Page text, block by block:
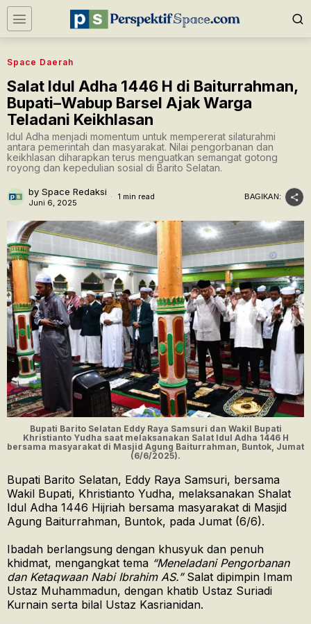
Space Daerah
Salat Idul Adha 1446 H di Baiturrahman,
Bupati–Wabup Barsel Ajak Warga
Teladani Keikhlasan
Idul Adha menjadi momentum untuk mempererat silaturahmi
antara pemerintah dan masyarakat. Nilai pengorbanan dan
keikhlasan diharapkan terus menguatkan semangat gotong
royong dan kepedulian sosial di Barito Selatan.
by Space Redaksi
Juni 6, 2025
1 min read BAGIKAN:
Bupati Barito Selatan Eddy Raya Samsuri dan Wakil Bupati
Khristianto Yudha saat melaksanakan Salat Idul Adha 1446 H
bersama masyarakat di Masjid Agung Baiturrahman, Buntok, Jumat
(6/6/2025).
Bupati Barito Selatan, Eddy Raya Samsuri, bersama
Wakil Bupati, Khristianto Yudha, melaksanakan Shalat
Idul Adha 1446 Hijriah bersama masyarakat di Masjid
Agung Baiturrahman, Buntok, pada Jumat (6/6).
Ibadah berlangsung dengan khusyuk dan penuh
khidmat, mengangkat tema “Meneladani Pengorbanan
dan Ketaqwaan Nabi Ibrahim AS.”Salat dipimpin Imam
Ustaz Muhammadun, dengan khatib Ustaz Suriadi
Kurnain serta bilal Ustaz Kasrianidan.